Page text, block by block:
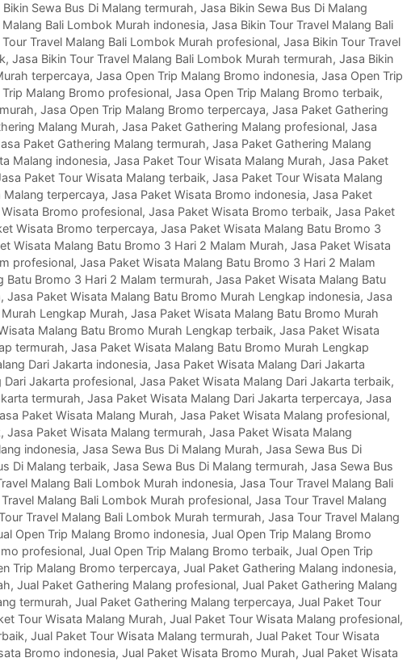
Sewa Bus Di Malang termurah, Jasa Bikin Sewa Bus Di Malang
Bali Lombok Murah indonesia, Jasa Bikin Tour Travel Malang Bali
Travel Malang Bali Lombok Murah profesional, Jasa Bikin Tour Travel
, Jasa Bikin Tour Travel Malang Bali Lombok Murah termurah, Jasa Bikin
terpercaya, Jasa Open Trip Malang Bromo indonesia, Jasa Open Trip
Malang Bromo profesional, Jasa Open Trip Malang Bromo terbaik,
, Jasa Open Trip Malang Bromo terpercaya, Jasa Paket Gathering
Malang Murah, Jasa Paket Gathering Malang profesional, Jasa
Paket Gathering Malang termurah, Jasa Paket Gathering Malang
Malang indonesia, Jasa Paket Tour Wisata Malang Murah, Jasa Paket
Paket Tour Wisata Malang terbaik, Jasa Paket Tour Wisata Malang
terpercaya, Jasa Paket Wisata Bromo indonesia, Jasa Paket
Bromo profesional, Jasa Paket Wisata Bromo terbaik, Jasa Paket
Wisata Bromo terpercaya, Jasa Paket Wisata Malang Batu Bromo 3
Wisata Malang Batu Bromo 3 Hari 2 Malam Murah, Jasa Paket Wisata
profesional, Jasa Paket Wisata Malang Batu Bromo 3 Hari 2 Malam
Batu Bromo 3 Hari 2 Malam termurah, Jasa Paket Wisata Malang Batu
, Jasa Paket Wisata Malang Batu Bromo Murah Lengkap indonesia, Jasa
Lengkap Murah, Jasa Paket Wisata Malang Batu Bromo Murah
Malang Batu Bromo Murah Lengkap terbaik, Jasa Paket Wisata
termurah, Jasa Paket Wisata Malang Batu Bromo Murah Lengkap
Dari Jakarta indonesia, Jasa Paket Wisata Malang Dari Jakarta
Dari Jakarta profesional, Jasa Paket Wisata Malang Dari Jakarta terbaik,
termurah, Jasa Paket Wisata Malang Dari Jakarta terpercaya, Jasa
Paket Wisata Malang Murah, Jasa Paket Wisata Malang profesional,
, Jasa Paket Wisata Malang termurah, Jasa Paket Wisata Malang
indonesia, Jasa Sewa Bus Di Malang Murah, Jasa Sewa Bus Di
Di Malang terbaik, Jasa Sewa Bus Di Malang termurah, Jasa Sewa Bus
Malang Bali Lombok Murah indonesia, Jasa Tour Travel Malang Bali
Malang Bali Lombok Murah profesional, Jasa Tour Travel Malang
Travel Malang Bali Lombok Murah termurah, Jasa Tour Travel Malang
Open Trip Malang Bromo indonesia, Jual Open Trip Malang Bromo
profesional, Jual Open Trip Malang Bromo terbaik, Jual Open Trip
Trip Malang Bromo terpercaya, Jual Paket Gathering Malang indonesia,
, Jual Paket Gathering Malang profesional, Jual Paket Gathering Malang
termurah, Jual Paket Gathering Malang terpercaya, Jual Paket Tour
Tour Wisata Malang Murah, Jual Paket Tour Wisata Malang profesional,
, Jual Paket Tour Wisata Malang termurah, Jual Paket Tour Wisata
Bromo indonesia, Jual Paket Wisata Bromo Murah, Jual Paket Wisata